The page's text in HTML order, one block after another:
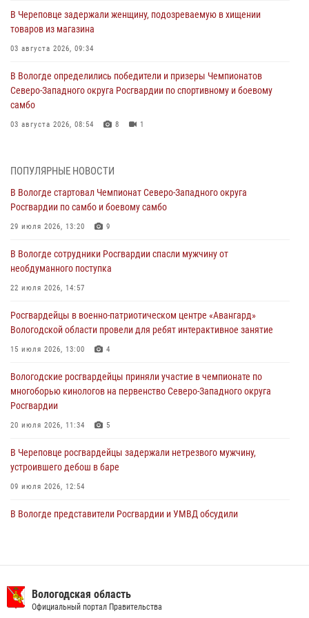
В Череповце задержали женщину, подозреваемую в хищении
товаров из магазина
03 августа 2026, 09:34
В Вологде определились победители и призеры Чемпионатов
Северо-Западного округа Росгвардии по спортивному и боевому
самбо
03 августа 2026, 08:54 8 1
ОХРАНЫ РОСГВАРДИИ В ВОЛОГОДСКОЙ ОБЛАСТИ ЗАДЕРЖАНО 23
02 августа 2026, 10:37
Росгвардейцы в г. Соколе задержали несовершеннолетнего
31 июля 2026, 06:43
В Вологде стартовал Чемпионат Северо-Западного округа
29 июля 2026, 13:20
В Вологде росгвардейцы задержали мужчину, подозреваемого в
29 июля 2026, 09:08
ПОПУЛЯРНЫЕ НОВОСТИ
В Вологде стартовал Чемпионат Северо-Западного округа
Росгвардии по самбо и боевому самбо
29 июля 2026, 13:20 9
В Вологде сотрудники Росгвардии спасли мужчину от
необдуманного поступка
22 июля 2026, 14:57
Росгвардейцы в военно-патриотическом центре «Авангард»
Вологодской области провели для ребят интерактивное занятие
15 июля 2026, 13:00 4
Вологодские росгвардейцы приняли участие в чемпионате по
многоборью кинологов на первенство Северо-Западного округа
Росгвардии
20 июля 2026, 11:34 5
В Череповце росгвардейцы задержали нетрезвого мужчину,
устроившего дебош в баре
09 июля 2026, 12:54
В Вологде представители Росгвардии и УМВД обсудили
стрельбу
27 июля 2026, 07:28
Вологодская область
Официальный портал Правительства